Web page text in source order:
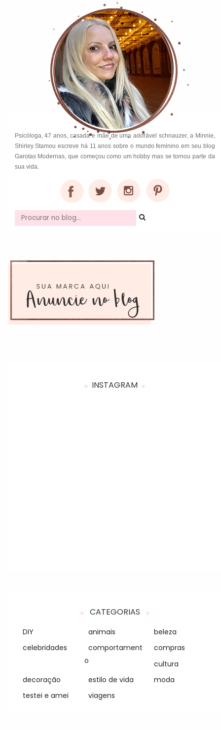
Psicóloga, 47 anos, casada e mãe de uma adorável schnauzer, a Minnie,
Shirley Stamou escreve há 11 anos sobre o mundo feminino em seu blog
Garotas Modernas, que começou como um hobby mas se tornou parte da
sua vida.
INSTAGRAM
CATEGORIAS
DIY animais
beleza
celebridades
comportament
o
compras
cultura
decoração
estilo de vida
moda
testei e amei
viagens